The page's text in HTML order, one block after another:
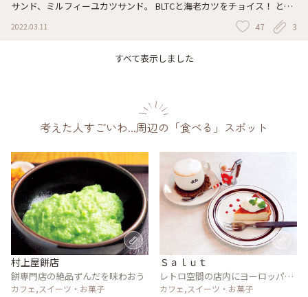
サンド、ミルフィーユカツサンド。 BLTCと海老カツをチョイス！ とり
メ細やかでふかふかですごい。
2022.03.11 47 3
すべて表示しました
考えた人すごいわ...周辺の「食べる」スポット
村上屋餅店
餅専門店の絶品ずんだを味わおう
カフェ,スイーツ・お菓子
Ｓａｌｕｔ
レトロ空間の店内にヨーロッパの
雑貨
カフェ,スイーツ・お菓子